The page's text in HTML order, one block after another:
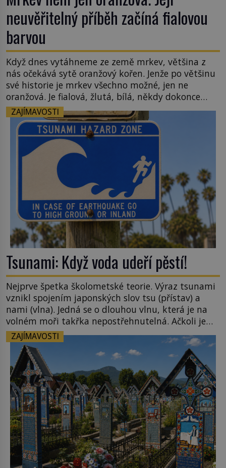
neuvěřitelný příběh začíná fialovou
barvou
Když dnes vytáhneme ze země mrkev, většina z
nás očekává sytě oranžový kořen. Jenže po většinu
své historie je mrkev všechno možné, jen ne
oranžová. Je fialová, žlutá, bílá, někdy dokonce
téměř černá. Až díky stovkám let pečlivého
šlechtění se z ní stává zelenina, bez které si českou
zahradu ani nedokážeme představit. Její příběh je
ZAJÍMAVOSTI
Tsunami: Když voda udeří pěstí!
Nejprve špetka školometské teorie. Výraz tsunami
vznikl spojením japonských slov tsu (přístav) a
nami (vlna). Jedná se o dlouhou vlnu, která je na
volném moři takřka nepostřehnutelná. Ačkoli je
vlnová délka tsunami i 300 kilometrů, výška vlny
na volném moři je maximálně 1,5 metru. Máme se
podobné obří vlny obávat i v Evropě? Vznik
tsunami si […]
ZAJÍMAVOSTI